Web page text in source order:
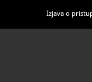
Izjava o